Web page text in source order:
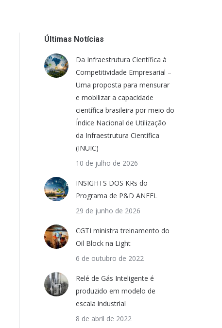
Últimas Notícias
Da Infraestrutura Científica à
Competitividade Empresarial –
Uma proposta para mensurar
e mobilizar a capacidade
científica brasileira por meio do
Índice Nacional de Utilização
da Infraestrutura Científica
(INUIC)
10 de julho de 2026
INSIGHTS DOS KRs do
Programa de P&D ANEEL
29 de junho de 2026
CGTI ministra treinamento do
Oil Block na Light
6 de outubro de 2022
Relé de Gás Inteligente é
produzido em modelo de
escala industrial
8 de abril de 2022